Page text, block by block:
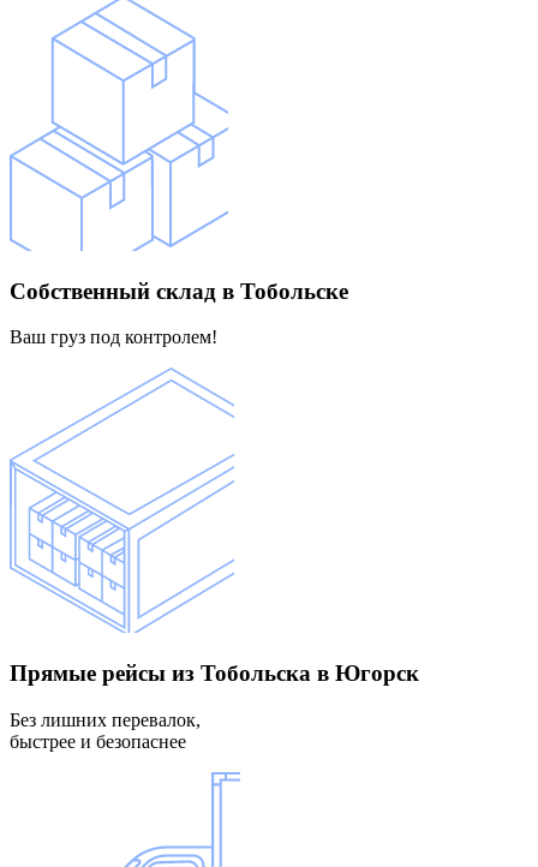
Собственный склад в Тобольске
Ваш груз под контролем!
Прямые рейсы из Тобольска в Югорск
Без лишних перевалок,
быстрее и безопаснее